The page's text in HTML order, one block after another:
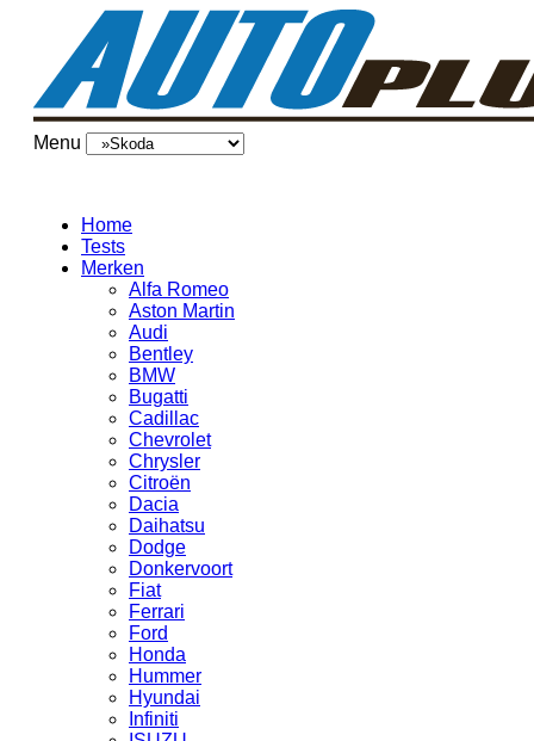
Menu
Home
Tests
Merken
Alfa Romeo
Aston Martin
Audi
Bentley
BMW
Bugatti
Cadillac
Chevrolet
Chrysler
Citroën
Dacia
Daihatsu
Dodge
Donkervoort
Fiat
Ferrari
Ford
Honda
Hummer
Hyundai
Infiniti